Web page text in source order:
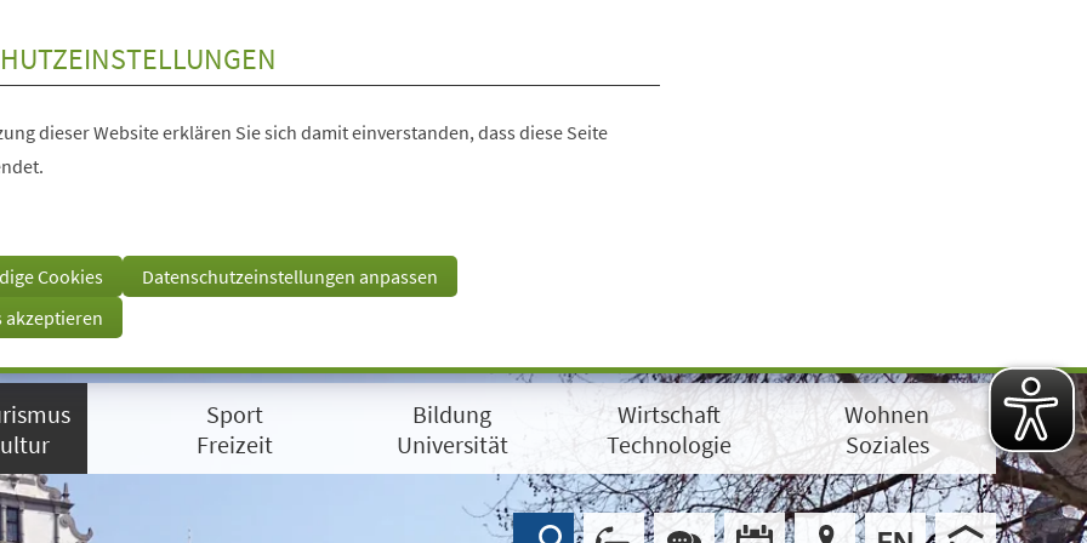
dieser Website erklären Sie sich damit einverstanden, dass diese Seite
Cookies
Datenschutzeinstellungen anpassen
akzeptieren
Sport
Freizeit
Bildung
Universität
Wirtschaft
Technologie
Wohnen
Soziales